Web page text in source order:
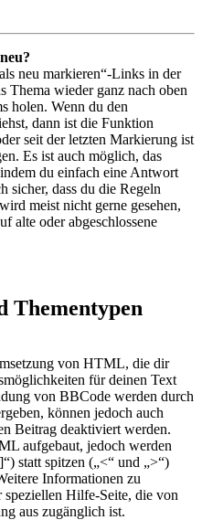
neu markieren“-Links in der
Thema wieder ganz nach oben
holen. Wenn du den
dann ist die Funktion
seit der letzten Markierung ist
Es ist auch möglich, das
du einfach eine Antwort
sicher, dass du die Regeln
meist nicht gerne gesehen,
alte oder abgeschlossene
Thementypen
von HTML, die dir
für deinen Text
von BBCode werden durch
können jedoch auch
Beitrag deaktiviert werden.
aufgebaut, jedoch werden
statt spitzen („<“ und „>“)
Informationen zu
Hilfe-Seite, die von
aus zugänglich ist.